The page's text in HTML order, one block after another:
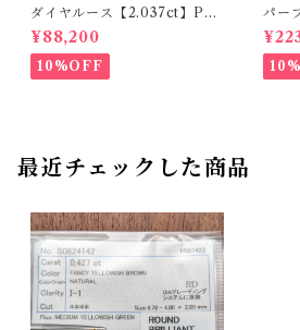
ダイヤルース【2.037ct】PR
O208851
¥88,200
10%OFF
パー
【
最近チェックした商品